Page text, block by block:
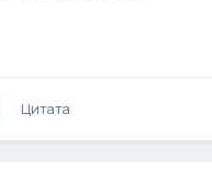
Цитата